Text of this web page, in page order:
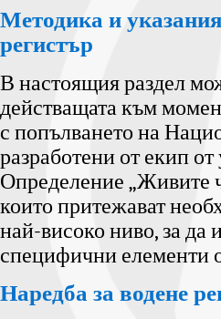
Методика и
регистър
В настоящия раздел
действащата към
с попълването на
разработени от
Определение „Живите
които притежават
най-високо ниво, за да
специфични елементи
Наредба за водене